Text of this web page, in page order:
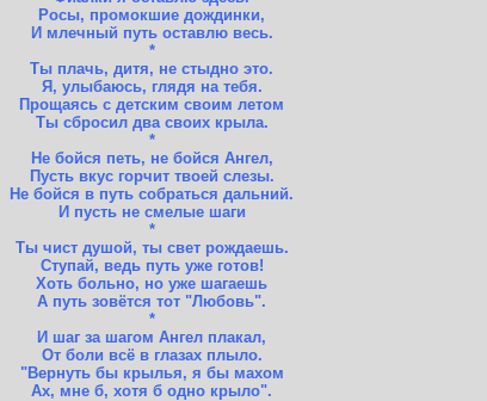
Росы, промокшие дождинки,
И млечный путь оставлю весь.
*
Ты плачь, дитя, не стыдно это.
Я, улыбаюсь, глядя на тебя.
Прощаясь с детским своим летом
Ты сбросил два своих крыла.
*
Не бойся петь, не бойся Ангел,
Пусть вкус горчит твоей слезы.
Не бойся в путь собраться дальний.
И пусть не смелые шаги
*
Ты чист душой, ты свет рождаешь.
Ступай, ведь путь уже готов!
Хоть больно, но уже шагаешь
А путь зовётся тот "Любовь".
*
И шаг за шагом Ангел плакал,
От боли всё в глазах плыло.
"Вернуть бы крылья, я бы махом
Ах, мне б, хотя б одно крыло".